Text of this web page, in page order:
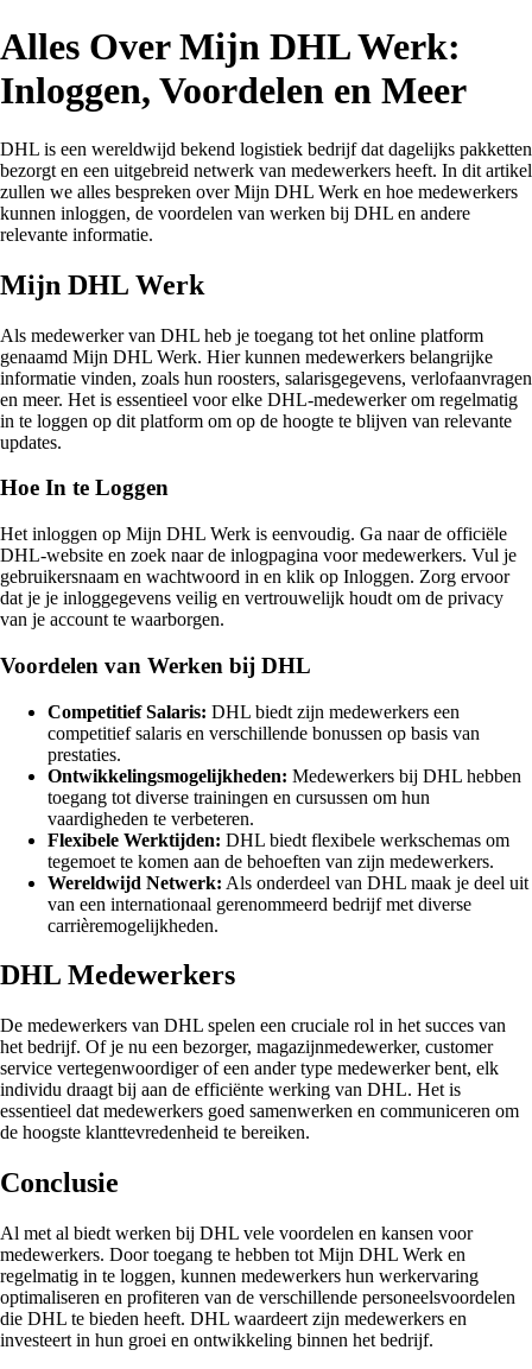
Alles Over Mijn DHL Werk:
Inloggen, Voordelen en Meer
DHL is een wereldwijd bekend logistiek bedrijf dat dagelijks pakketten
bezorgt en een uitgebreid netwerk van medewerkers heeft. In dit artikel
zullen we alles bespreken over Mijn DHL Werk en hoe medewerkers
kunnen inloggen, de voordelen van werken bij DHL en andere
relevante informatie.
Mijn DHL Werk
Als medewerker van DHL heb je toegang tot het online platform
genaamd Mijn DHL Werk. Hier kunnen medewerkers belangrijke
informatie vinden, zoals hun roosters, salarisgegevens, verlofaanvragen
en meer. Het is essentieel voor elke DHL-medewerker om regelmatig
in te loggen op dit platform om op de hoogte te blijven van relevante
updates.
Hoe In te Loggen
Het inloggen op Mijn DHL Werk is eenvoudig. Ga naar de officiële
DHL-website en zoek naar de inlogpagina voor medewerkers. Vul je
gebruikersnaam en wachtwoord in en klik op Inloggen. Zorg ervoor
dat je je inloggegevens veilig en vertrouwelijk houdt om de privacy
van je account te waarborgen.
Voordelen van Werken bij DHL
Competitief Salaris: DHL biedt zijn medewerkers een
competitief salaris en verschillende bonussen op basis van
prestaties.
Ontwikkelingsmogelijkheden: Medewerkers bij DHL hebben
toegang tot diverse trainingen en cursussen om hun
vaardigheden te verbeteren.
Flexibele Werktijden: DHL biedt flexibele werkschemas om
tegemoet te komen aan de behoeften van zijn medewerkers.
Wereldwijd Netwerk: Als onderdeel van DHL maak je deel uit
van een internationaal gerenommeerd bedrijf met diverse
carrièremogelijkheden.
DHL Medewerkers
De medewerkers van DHL spelen een cruciale rol in het succes van
het bedrijf. Of je nu een bezorger, magazijnmedewerker, customer
service vertegenwoordiger of een ander type medewerker bent, elk
individu draagt bij aan de efficiënte werking van DHL. Het is
essentieel dat medewerkers goed samenwerken en communiceren om
de hoogste klanttevredenheid te bereiken.
Conclusie
Al met al biedt werken bij DHL vele voordelen en kansen voor
medewerkers. Door toegang te hebben tot Mijn DHL Werk en
regelmatig in te loggen, kunnen medewerkers hun werkervaring
optimaliseren en profiteren van de verschillende personeelsvoordelen
die DHL te bieden heeft. DHL waardeert zijn medewerkers en
investeert in hun groei en ontwikkeling binnen het bedrijf.